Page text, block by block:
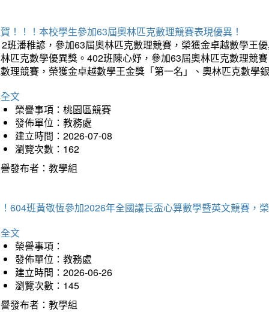
！！！本校學生參加63屆奧林匹克數理競賽表現優異！
班潘稚諺，參加63屆奧林匹克數理競賽，榮獲金卓越數學王
匹克數學優異獎。402班陳心妤，參加63屆奧林匹克數理競
理競賽，榮獲金卓越數學王金獎「第一名」、奧林匹克數學
文
榮譽事項：桃園區競賽
發佈單位：教務處
建立時間：2026-07-08
瀏覽次數：162
發布者：教學組
604班黃敬恆參加2026年全國議長盃心算數學暨英文競賽，
文
榮譽事項：
發佈單位：教務處
建立時間：2026-06-26
瀏覽次數：145
發布者：教學組